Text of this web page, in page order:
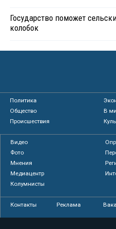
Государство поможет
колобок
Политика
Общество
В
Происшествия
Видео
Фото
Мнения
Медиацентр
Колумнисты
Контакты Реклама